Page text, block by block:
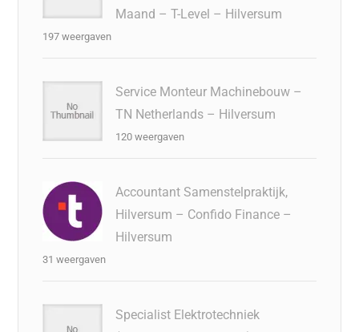
Maand – T-Level – Hilversum
197 weergaven
Service Monteur Machinebouw –
TN Netherlands – Hilversum
120 weergaven
Accountant Samenstelpraktijk,
Hilversum – Confido Finance –
Hilversum
31 weergaven
Specialist Elektrotechniek